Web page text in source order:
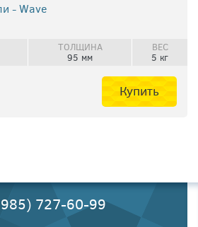
- Wave
ТОЛЩИНА
95 мм
ВЕС
5 кг
Купить
727-60-99